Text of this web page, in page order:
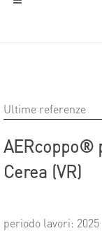
Ultime referenze
AERcoppo®
Cerea (VR)
periodo lavori: 2025